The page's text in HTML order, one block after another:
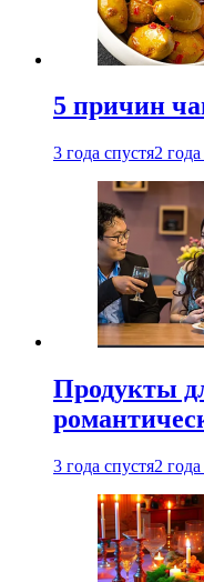
5 причин
3 года спустя2
Продукты
3 года спустя2